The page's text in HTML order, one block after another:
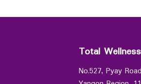
Total
No.527, Pyay